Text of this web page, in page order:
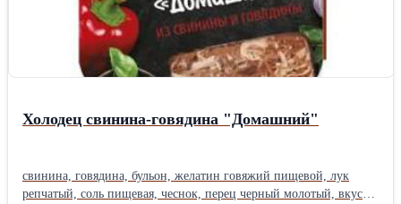
Холодец свинина-говядина "Домашний"
свинина, говядина, бульон, желатин говяжий пищевой, лук
репчатый, соль пищевая, чеснок, перец черный молотый, вкусо-